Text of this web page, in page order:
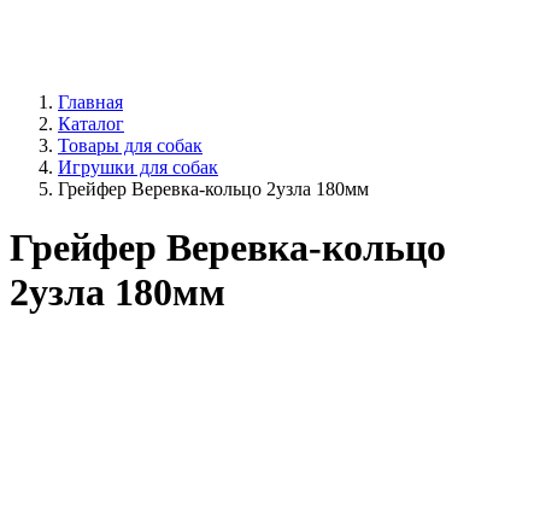
Главная
Каталог
Товары для собак
Игрушки для собак
Грейфер Веревка-кольцо 2узла 180мм
Грейфер Веревка-кольцо
2узла 180мм